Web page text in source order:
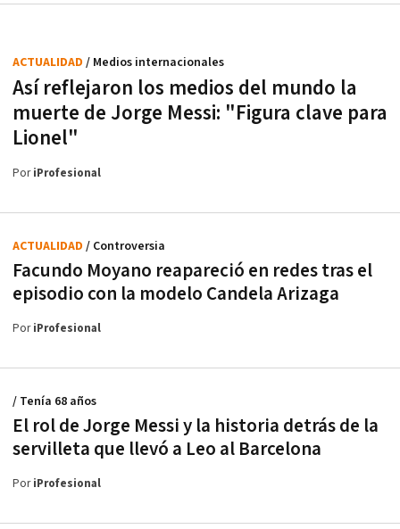
Así reflejaron los medios del mundo la
muerte de Jorge Messi: "Figura clave para
Lionel"
ACTUALIDAD / Medios internacionales
PoriProfesional
Facundo Moyano reapareció en redes tras el
episodio con la modelo Candela Arizaga
ACTUALIDAD / Controversia
PoriProfesional
El rol de Jorge Messi y la historia detrás de la
servilleta que llevó a Leo al Barcelona
/ Tenía 68 años
PoriProfesional